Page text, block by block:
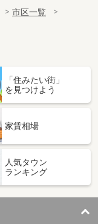
市区一覧
「住みたい街」
を見つけよう
家賃相場
人気タウン
ランキング